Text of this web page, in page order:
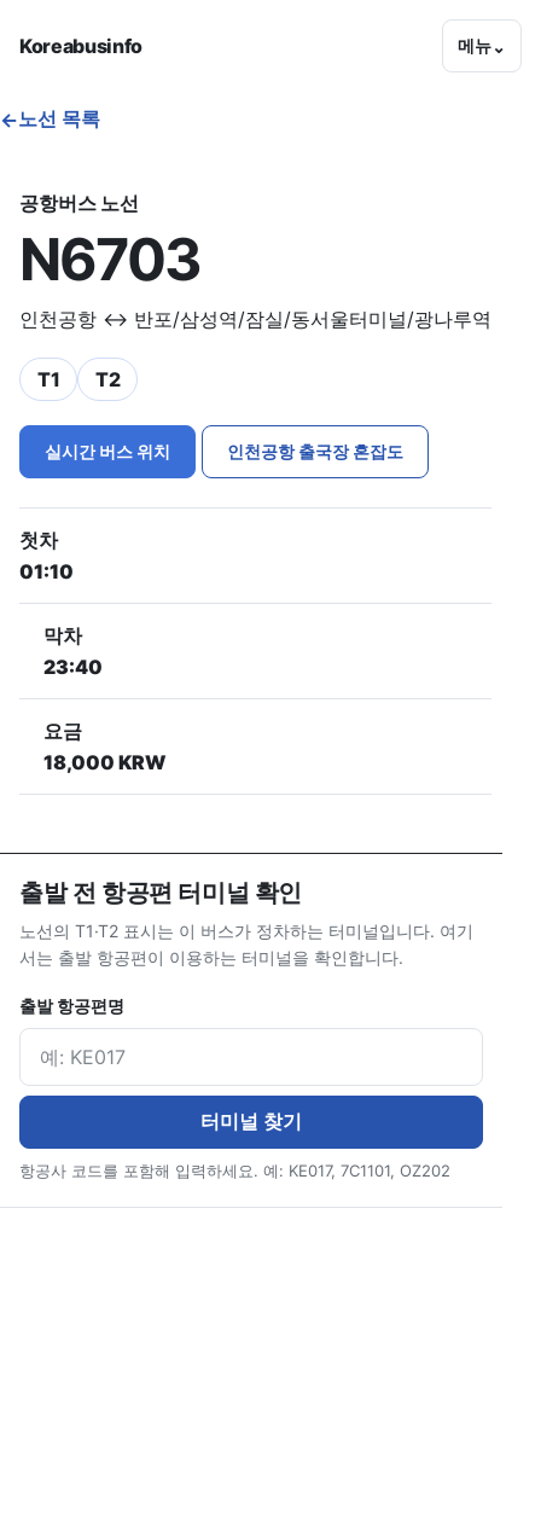
Koreabusinfo 메뉴⌄
←노선 목록
공항버스 노선
N6703
인천공항 ↔ 반포/삼성역/잠실/동서울터미널/광나루역
T1 T2
실시간 버스 위치 인천공항 출국장 혼잡도
첫차
01:10
막차
23:40
요금
18,000 KRW
출발 전 항공편 터미널 확인
노선의 T1·T2 표시는 이 버스가 정차하는 터미널입니다. 여기
서는 출발 항공편이 이용하는 터미널을 확인합니다.
출발 항공편명
터미널 찾기
항공사 코드를 포함해 입력하세요. 예: KE017, 7C1101, OZ202